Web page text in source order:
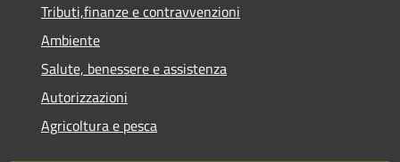
Tributi,finanze e contravvenzioni
Ambiente
Salute, benessere e assistenza
Autorizzazioni
Agricoltura e pesca